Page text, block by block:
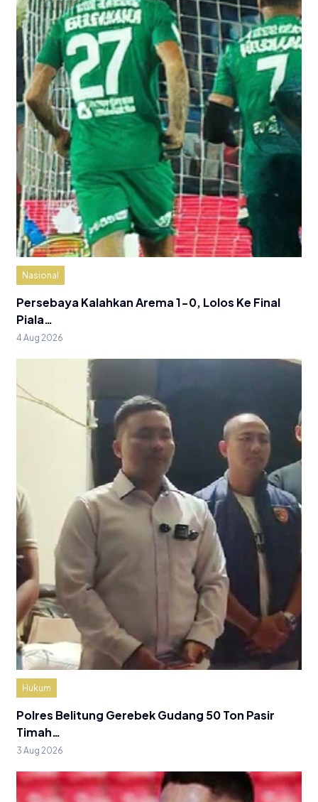
Nasional
Persebaya Kalahkan Arema 1-0, Lolos Ke Final
Piala…
4 Aug 2026
Hukum
Polres Belitung Gerebek Gudang 50 Ton Pasir
Timah…
3 Aug 2026